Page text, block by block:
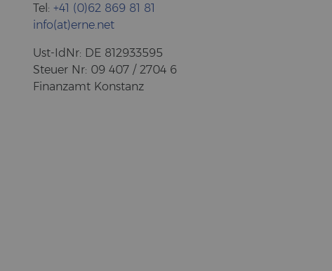
Tel: +41 (0)62 869 81 81
info(at)erne.net
Ust-​IdNr: DE 812933595
Steu­er Nr: 09 407 / 2704 6
Fi­nanz­amt Kon­stanz